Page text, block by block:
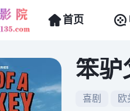
首页
笨驴
喜剧 欧